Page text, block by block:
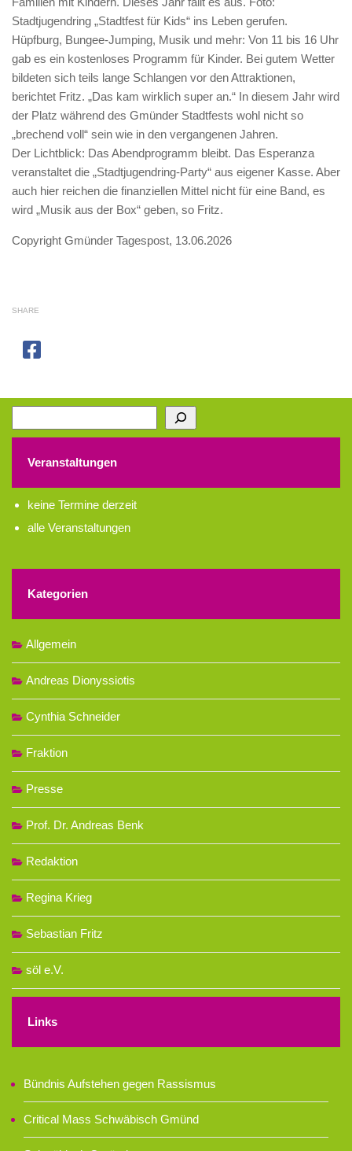
Stadtjugendring „Stadtfest für Kids“ ins Leben gerufen.
Hüpfburg, Bungee-Jumping, Musik und mehr: Von 11 bis 16 Uhr
gab es ein kostenloses Programm für Kinder. Bei gutem Wetter
bildeten sich teils lange Schlangen vor den Attraktionen,
berichtet Fritz. „Das kam wirklich super an.“ In diesem Jahr wird
der Platz während des Gmünder Stadtfests wohl nicht so
„brechend voll“ sein wie in den vergangenen Jahren.
Der Lichtblick: Das Abendprogramm bleibt. Das Esperanza
veranstaltet die „Stadtjugendring-Party“ aus eigener Kasse. Aber
auch hier reichen die finanziellen Mittel nicht für eine Band, es
wird „Musik aus der Box“ geben, so Fritz.
Copyright Gmünder Tagespost, 13.06.2026
SHARE
Veranstaltungen
keine Termine derzeit
alle Veranstaltungen
Kategorien
Allgemein
Andreas Dionyssiotis
Cynthia Schneider
Fraktion
Presse
Prof. Dr. Andreas Benk
Redaktion
Regina Krieg
Sebastian Fritz
söl e.V.
Links
Bündnis Aufstehen gegen Rassismus
Critical Mass Schwäbisch Gmünd